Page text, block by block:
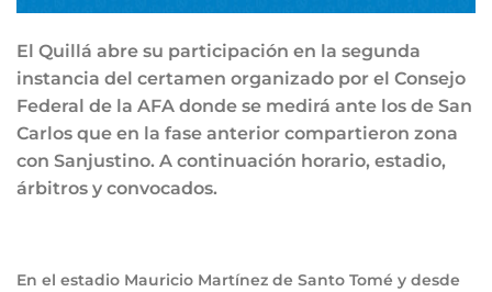
El Quillá abre su participación en la segunda
instancia del certamen organizado por el Consejo
Federal de la AFA donde se medirá ante los de San
Carlos que en la fase anterior compartieron zona
con Sanjustino. A continuación horario, estadio,
árbitros y convocados.
En el estadio Mauricio Martínez de Santo Tomé y desde